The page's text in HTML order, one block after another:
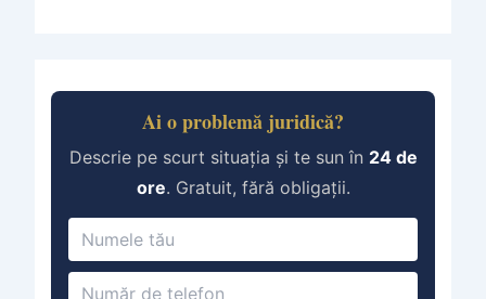
Ai o problemă juridică?
Descrie pe scurt situația și te sun în 24 de
ore. Gratuit, fără obligații.